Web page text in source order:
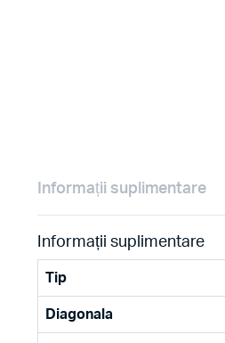
Informații suplimentare
Informații suplimentare
Tip
Diagonala